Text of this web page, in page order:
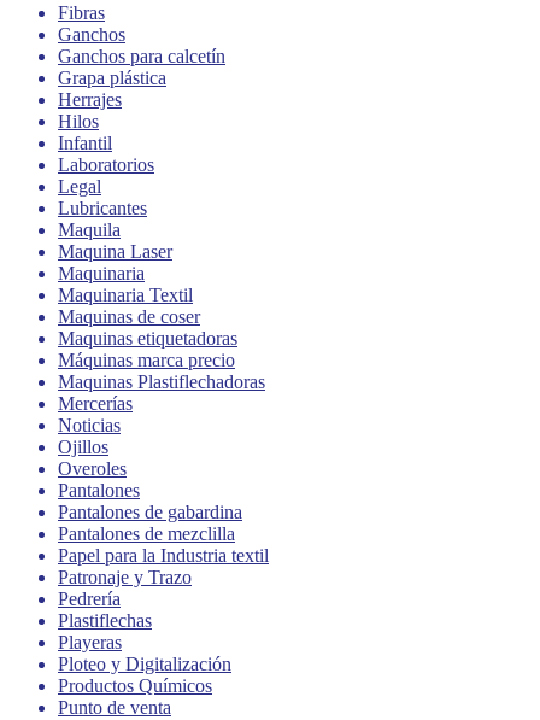
Fibras
Ganchos
Ganchos para calcetín
Grapa plástica
Herrajes
Hilos
Infantil
Laboratorios
Legal
Lubricantes
Maquila
Maquina Laser
Maquinaria
Maquinaria Textil
Maquinas de coser
Maquinas etiquetadoras
Máquinas marca precio
Maquinas Plastiflechadoras
Mercerías
Noticias
Ojillos
Overoles
Pantalones
Pantalones de gabardina
Pantalones de mezclilla
Papel para la Industria textil
Patronaje y Trazo
Pedrería
Plastiflechas
Playeras
Ploteo y Digitalización
Productos Químicos
Punto de venta